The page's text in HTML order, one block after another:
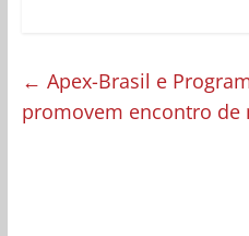
← Apex-Brasil e
promovem encontro de